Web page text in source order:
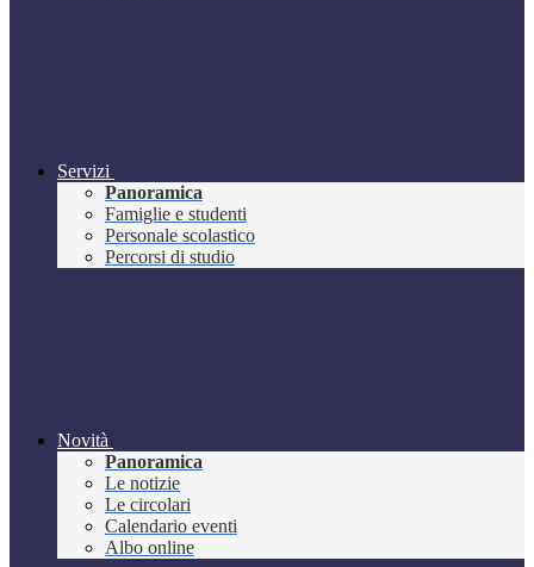
Servizi
Panoramica
Famiglie e studenti
Personale scolastico
Percorsi di studio
Novità
Panoramica
Le notizie
Le circolari
Calendario eventi
Albo online